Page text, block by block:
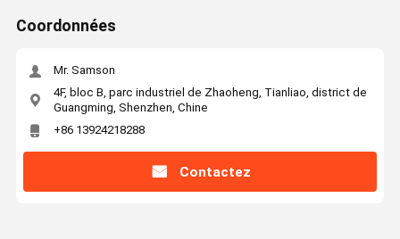
Coordonnées
Mr. Samson
4F, bloc B, parc industriel de Zhaoheng, Tianliao, district de
Guangming, Shenzhen, Chine
+86 13924218288
Contactez